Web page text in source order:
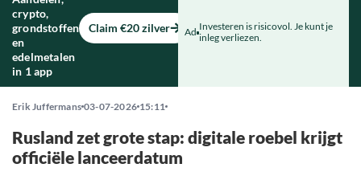
crypto,
grondstoffen
en
edelmetalen
in 1 app
Claim €20 zilver Ad Investeren is risicovol. Je kunt je
inleg verliezen.
Erik Juffermans 03-07-2026 15:11
Rusland zet grote stap: digitale roebel krijgt
officiële lanceerdatum